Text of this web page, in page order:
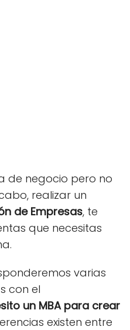
de negocio pero no
realizar un
de Empresas, te
que necesitas
varias
con el
un MBA para crear
existen entre